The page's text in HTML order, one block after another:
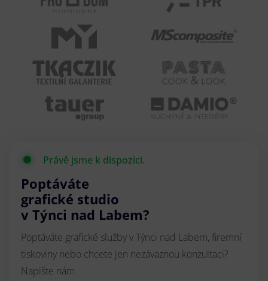
Právě jsme k dispozici.
Poptáváte
grafické studio
v Týnci nad Labem?
Poptáváte grafické služby v Týnci nad Labem, firemní
tiskoviny nebo chcete jen nezávaznou konzultaci?
Napište nám.